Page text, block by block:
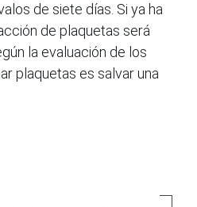
de siete días. Si ya ha
de plaquetas será
la evaluación de los
plaquetas es salvar una